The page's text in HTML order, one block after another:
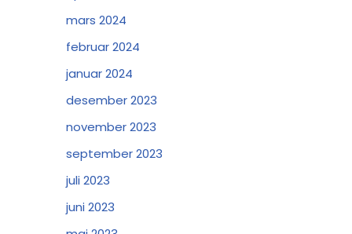
mars 2024
februar 2024
januar 2024
desember 2023
november 2023
september 2023
juli 2023
juni 2023